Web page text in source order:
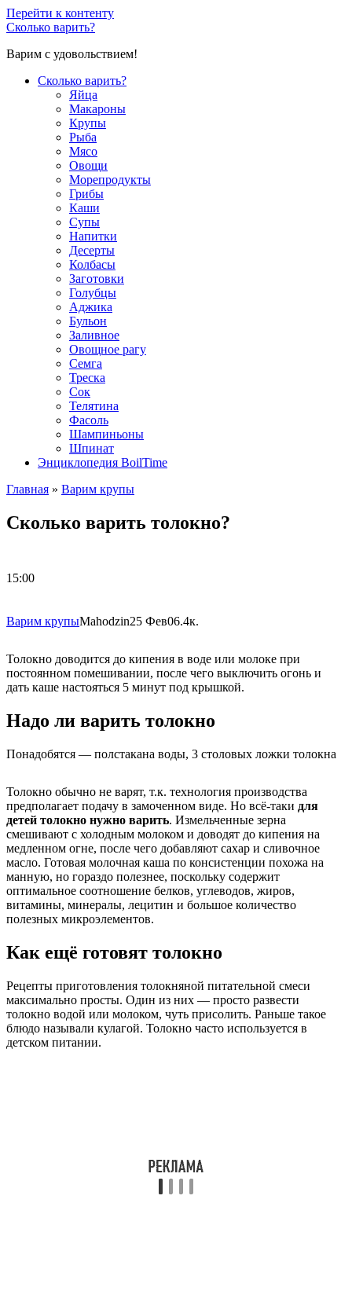
Перейти к контенту
Сколько варить?
Варим с удовольствием!
Сколько варить?
Яйца
Макароны
Крупы
Рыба
Мясо
Овощи
Морепродукты
Грибы
Каши
Супы
Напитки
Десерты
Колбасы
Заготовки
Голубцы
Аджика
Бульон
Заливное
Овощное рагу
Семга
Треска
Сок
Телятина
Фасоль
Шампиньоны
Шпинат
Энциклопедия BoilTime
Главная » Варим крупы
Сколько варить толокно?
15:00
Варим крупыMahodzin25 Фев06.4к.
Толокно доводится до кипения в воде или молоке при
постоянном помешивании, после чего выключить огонь и
дать каше настояться 5 минут под крышкой.
Надо ли варить толокно
Понадобятся — полстакана воды, 3 столовых ложки толокна
Толокно обычно не варят, т.к. технология производства
предполагает подачу в замоченном виде. Но всё-таки для
детей толокно нужно варить. Измельченные зерна
смешивают с холодным молоком и доводят до кипения на
медленном огне, после чего добавляют сахар и сливочное
масло. Готовая молочная каша по консистенции похожа на
манную, но гораздо полезнее, поскольку содержит
оптимальное соотношение белков, углеводов, жиров,
витамины, минералы, лецитин и большое количество
полезных микроэлементов.
Как ещё готовят толокно
Рецепты приготовления толокняной питательной смеси
максимально просты. Один из них — просто развести
толокно водой или молоком, чуть присолить. Раньше такое
блюдо называли кулагой. Толокно часто используется в
детском питании.